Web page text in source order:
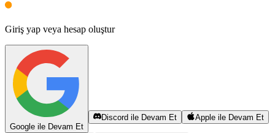
Giriş yap veya hesap oluştur
Google ile Devam Et
Discord ile Devam Et Apple ile Devam Et